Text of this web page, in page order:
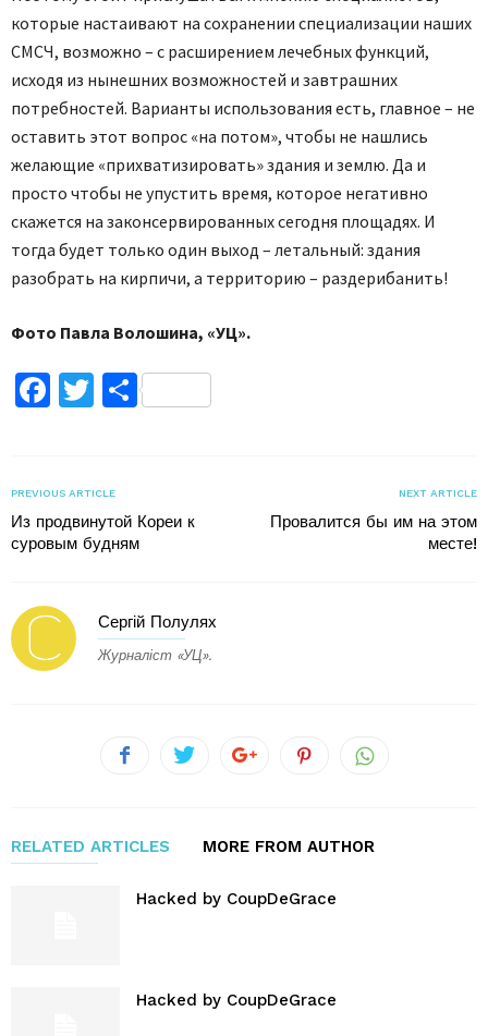
которые настаивают на сохранении специализации наших
СМСЧ, возможно – с расширением лечебных функций,
исходя из нынешних возможностей и завтрашних
потребностей. Варианты использования есть, главное – не
оставить этот вопрос «на потом», чтобы не нашлись
желающие «прихватизировать» здания и землю. Да и
просто чтобы не упустить время, которое негативно
скажется на законсервированных сегодня площадях. И
тогда будет только один выход – летальный: здания
разобрать на кирпичи, а территорию – раздерибанить!
Фото Павла Волошина, «УЦ».
Facebook
TwitterПоділитися
PREVIOUS ARTICLE
Из продвинутой Кореи к
суровым будням
NEXT ARTICLE
Провалится бы им на этом
месте!
Сергій Полулях
Журналіст «УЦ».
RELATED ARTICLES MORE FROM AUTHOR
Hacked by CoupDeGrace
Hacked by CoupDeGrace